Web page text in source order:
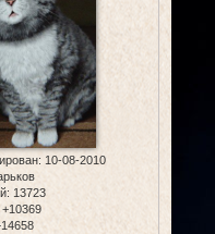
: 10-08-2010
13723
+10369